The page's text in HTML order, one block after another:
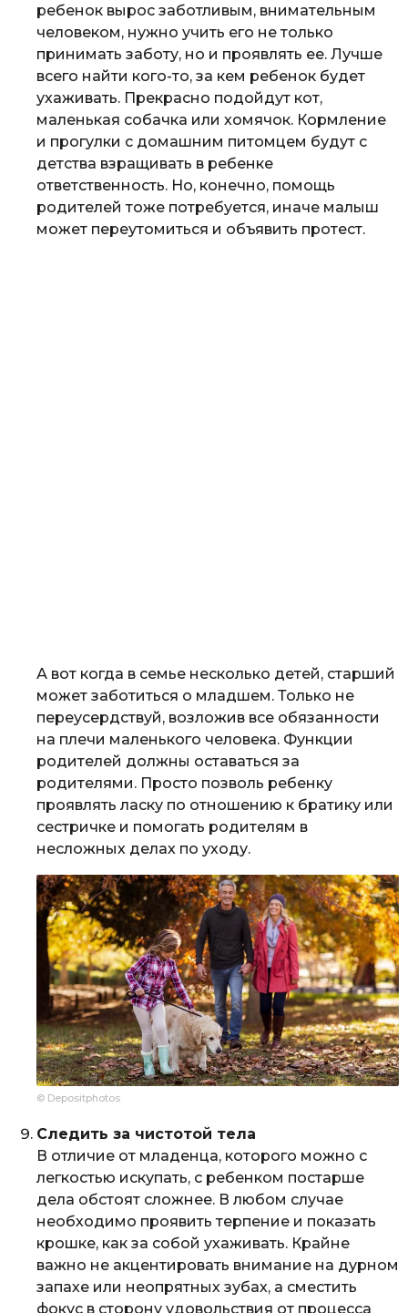
ребенок вырос заботливым, внимательным
человеком, нужно учить его не только
принимать заботу, но и проявлять ее. Лучше
всего найти кого-то, за кем ребенок будет
ухаживать. Прекрасно подойдут кот,
маленькая собачка или хомячок. Кормление
и прогулки с домашним питомцем будут с
детства взращивать в ребенке
ответственность. Но, конечно, помощь
родителей тоже потребуется, иначе малыш
может переутомиться и объявить протест.
А вот когда в семье несколько детей, старший
может заботиться о младшем. Только не
переусердствуй, возложив все обязанности
на плечи маленького человека. Функции
родителей должны оставаться за
родителями. Просто позволь ребенку
проявлять ласку по отношению к братику или
сестричке и помогать родителям в
несложных делах по уходу.
© Depositphotos
Следить за чистотой тела
В отличие от младенца, которого можно с
легкостью искупать, с ребенком постарше
дела обстоят сложнее. В любом случае
необходимо проявить терпение и показать
крошке, как за собой ухаживать. Крайне
важно не акцентировать внимание на дурном
запахе или неопрятных зубах, а сместить
фокус в сторону удовольствия от процесса